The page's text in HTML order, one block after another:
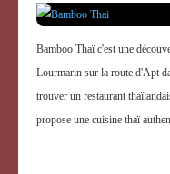
Bamboo Thaï c'est une
Lourmarin sur la route d'Apt
trouver un restaurant
propose une cuisine thaï